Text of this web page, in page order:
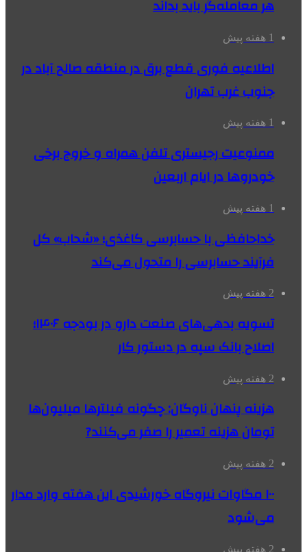
هر معامله‌گر باید بداند
1 هفته پیش
اطلاعیه فوری قطع برق در منطقه صالح آباد در
جنوب غرب تهران
1 هفته پیش
ممنوعیت رجیستری تلفن همراه و خروج برخی
خودروها در ایام اربعین
1 هفته پیش
خداحافظی با حسابرسی کاغذی؛ «شحاب» کل
فرآیند حسابرسی را متحول می‌کند
2 هفته پیش
تسویه بدهی‌های صنعت دارو در بودجه ۱۴۰۶؛
اصلاح بانک سپه در دستور کار
2 هفته پیش
هزینه پنهان ناوگان: چگونه فیلترها میلیون‌ها
تومان هزینه تعمیر را صفر می‌کنند?
2 هفته پیش
۱۰۰ مگاوات نیروگاه‌ خورشیدی این هفته وارد مدار
می‌شود
2 هفته پیش